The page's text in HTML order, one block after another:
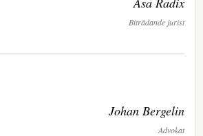
Biträdande jurist
Johan Bergelin
Advokat